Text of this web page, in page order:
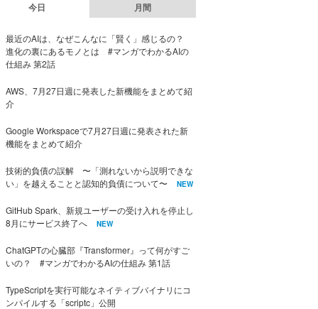
今日 月間
最近のAIは、なぜこんなに「賢く」感じるの？
進化の裏にあるモノとは #マンガでわかるAIの
仕組み 第2話
AWS、7月27日週に発表した新機能をまとめて紹
介
Google Workspaceで7月27日週に発表された新
機能をまとめて紹介
技術的負債の誤解 〜「測れないから説明できな
い」を越えることと認知的負債について〜
NEW
GitHub Spark、新規ユーザーの受け入れを停止し
8月にサービス終了へ
NEW
ChatGPTの心臓部『Transformer』って何がすご
いの？ #マンガでわかるAIの仕組み 第1話
TypeScriptを実行可能なネイティブバイナリにコ
ンパイルする「scriptc」公開